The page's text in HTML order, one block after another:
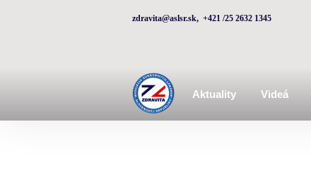
zdravita@aslsr.sk, +421 /25 2632 1345
Aktuality Videá